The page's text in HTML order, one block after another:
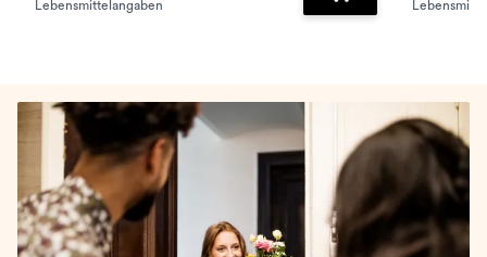
Lebensmittelangaben Zum Warenkorb